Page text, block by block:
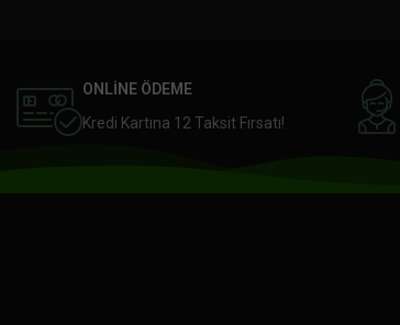
ONLİNE ÖDEME
Kredi Kartına 12 Taksit Fırsatı!